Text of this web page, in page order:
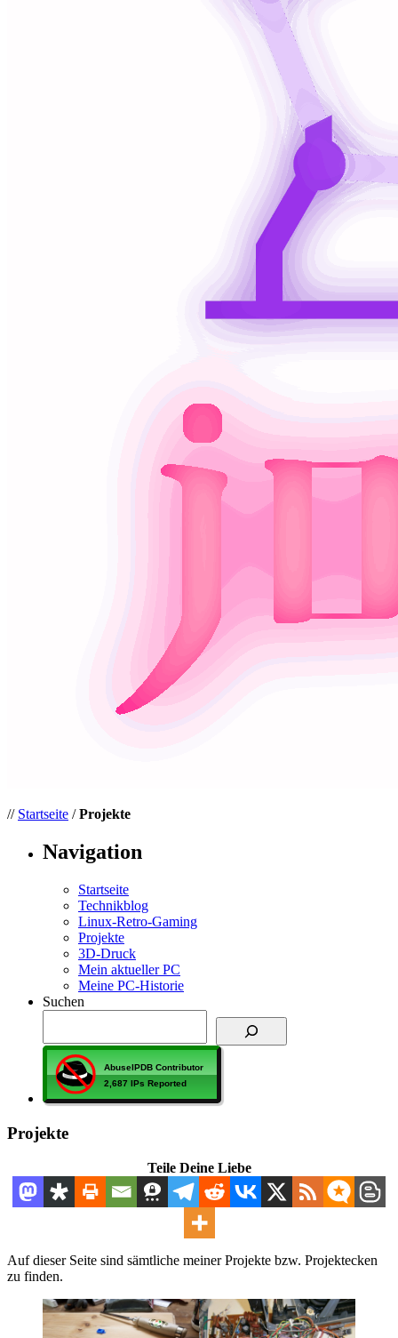
// Startseite /Projekte
Navigation
Startseite
Technikblog
Linux-Retro-Gaming
Projekte
3D-Druck
Mein aktueller PC
Meine PC-Historie
Suchen
Projekte
Teile Deine Liebe
Auf dieser Seite sind sämtliche meiner Projekte bzw. Projektecken
zu finden.